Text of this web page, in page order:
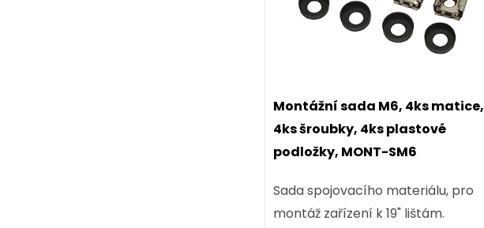
Montážní sada M6, 4ks matice,
4ks šroubky, 4ks plastové
podložky, MONT-SM6
Sada spojovacího materiálu, pro
montáž zařízení k 19" lištám.